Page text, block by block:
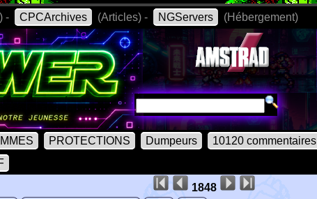
- CPCArchives (Articles) - NGServers (Hébergement)
PROTECTIONS Dumpeurs 10120 commentaires
1848